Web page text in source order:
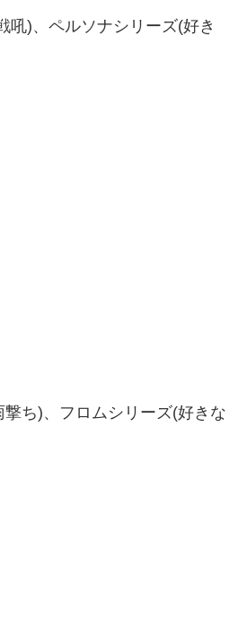
吼)、ペルソナシリーズ(好き
ち)、フロムシリーズ(好きな